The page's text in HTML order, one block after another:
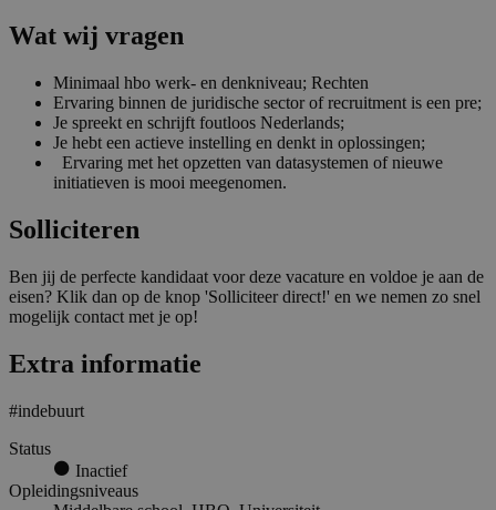
Wat wij vragen
Minimaal hbo werk- en denkniveau; Rechten
Ervaring binnen de juridische sector of recruitment is een pre;
Je spreekt en schrijft foutloos Nederlands;
Je hebt een actieve instelling en denkt in oplossingen;
Ervaring met het opzetten van datasystemen of nieuwe
initiatieven is mooi meegenomen.
Solliciteren
Ben jij de perfecte kandidaat voor deze vacature en voldoe je aan de
eisen? Klik dan op de knop 'Solliciteer direct!' en we nemen zo snel
mogelijk contact met je op!
Extra informatie
#indebuurt
Status
Inactief
Opleidingsniveaus